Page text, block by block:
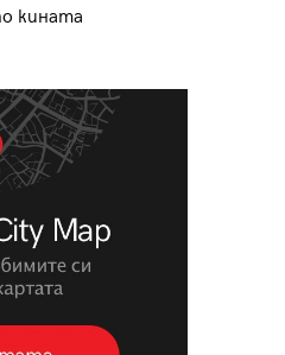
кината